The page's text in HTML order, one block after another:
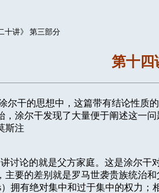
十讲》 第三部分
第十四
干的思想中，这篇带有结论性质
，涂尔干发现了大量便于阐述这一
斯注
论的就是父方家庭。这是涂尔干
主要的差别就是罗马世袭贵族统治和
拥有绝对集中和过于集中的权力；